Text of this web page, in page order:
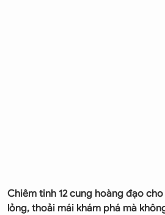
Chiêm tinh 12 cung hoàng đạo
lỏng, thoải mái khám phá mà